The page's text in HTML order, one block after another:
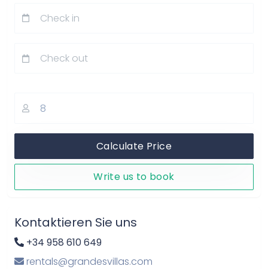
Calculate Price
Write us to book
Kontaktieren Sie uns
+34 958 610 649
rentals@grandesvillas.com